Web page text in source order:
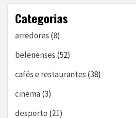
Categorias
arredores (8)
belenenses (52)
cafés e restaurantes (38)
cinema(3)
desporto (21)